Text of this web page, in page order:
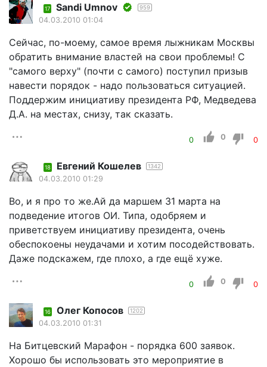
17 Sandi Umnov 959
04.03.2010 01:04
Сейчас, по-моему, самое время лыжникам Москвы
обратить внимание властей на свои проблемы! С
"самого верху" (почти с самого) поступил призыв
навести порядок - надо пользоваться ситуацией.
Поддержим инициативу президента РФ, Медведева
Д.А. на местах, снизу, так сказать.
0 0 0
18 Евгений Кошелев 1342
04.03.2010 01:29
Во, и я про то же.Ай да маршем 31 марта на
подведение итогов ОИ. Типа, одобряем и
приветствуем инициативу президента, очень
обеспокоены неудачами и хотим посодействовать.
Даже подскажем, где плохо, а где ещё хуже.
0 0 0
16 Олег Копосов 1202
04.03.2010 01:31
На Битцевский Марафон - порядка 600 заявок.
Хорошо бы использовать это мероприятие в